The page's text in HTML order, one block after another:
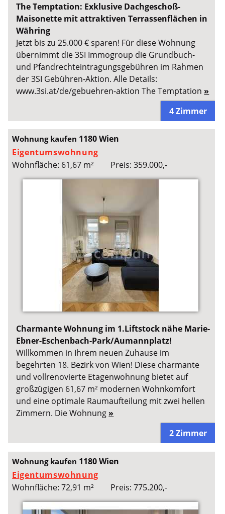
The Temptation: Exklusive Dachgeschoß-
Maisonette mit attraktiven Terrassenflächen in
Währing
Jetzt bis zu 25.000 € sparen! Für diese Wohnung
übernimmt die 3SI Immogroup die Grundbuch-
und Pfandrechteintragungsgebühren im Rahmen
der 3SI Gebühren-Aktion. Alle Details:
www.3si.at/de/gebuehren-aktion The Temptation »
4 Zimmer
Wohnung kaufen 1180 Wien
Eigentumswohnung
Wohnfläche: 61,67 m²
Preis: 359.000,-
Charmante Wohnung im 1.Liftstock nähe Marie-
Ebner-Eschenbach-Park/Aumannplatz!
Willkommen in Ihrem neuen Zuhause im
begehrten 18. Bezirk von Wien! Diese charmante
und vollrenovierte Etagenwohnung bietet auf
großzügigen 61,67 m² modernen Wohnkomfort
und eine optimale Raumaufteilung mit zwei hellen
Zimmern. Die Wohnung »
2 Zimmer
Wohnung kaufen 1180 Wien
Eigentumswohnung
Wohnfläche: 72,91 m²
Preis: 775.200,-